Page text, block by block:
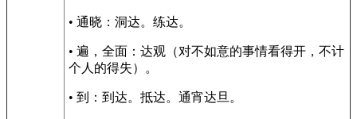
• 通晓：洞达。练达。
• 遍，全面：达观（对不如意的事情看得开，不计
个人的得失）。
• 到：到达。抵达。通宵达旦。